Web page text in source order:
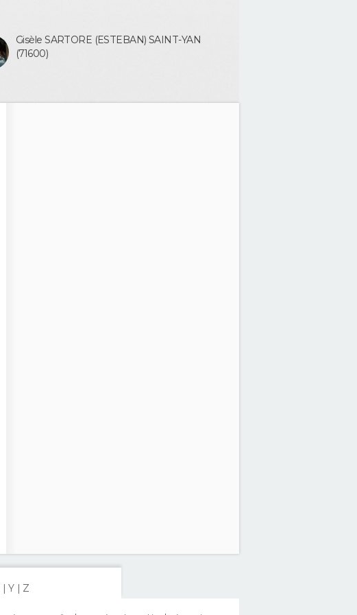
Gisèle SARTORE (ESTEBAN) SAINT-YAN
(71600)
Y Z